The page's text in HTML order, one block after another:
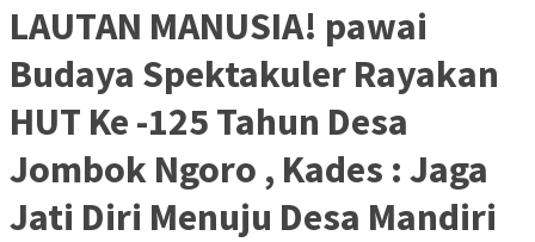
LAUTAN MANUSIA! pawai
Budaya Spektakuler Rayakan
HUT Ke -125 Tahun Desa
Jombok Ngoro , Kades : Jaga
Jati Diri Menuju Desa Mandiri